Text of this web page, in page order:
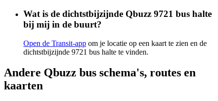
Wat is de dichtstbijzijnde Qbuzz 9721 bus halte
bij mij in de buurt?
Open de Transit-app om je locatie op een kaart te zien en de
dichtstbijzijnde 9721 bus halte te vinden.
Andere Qbuzz bus schema's, routes en
kaarten